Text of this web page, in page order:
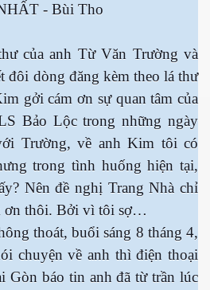
- Bùi Tho
của anh Từ Văn Trường và
đôi dòng đăng kèm theo lá thư
gởi cám ơn sự quan tâm của
Bảo Lộc trong những ngày
Trường, về anh Kim tôi có
trong tình huống hiện tại,
Nên đề nghị Trang Nhà chỉ
ơn thôi. Bởi vì tôi sợ…
thoát, buổi sáng 8 tháng 4,
chuyện về anh thì điện thoại
Gòn báo tin anh đã từ trần lúc